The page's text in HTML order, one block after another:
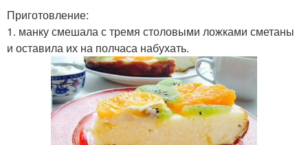
Приготовление:
1. манку смешала с тремя столовыми ложками сметаны
и оставила их на полчаса набухать.